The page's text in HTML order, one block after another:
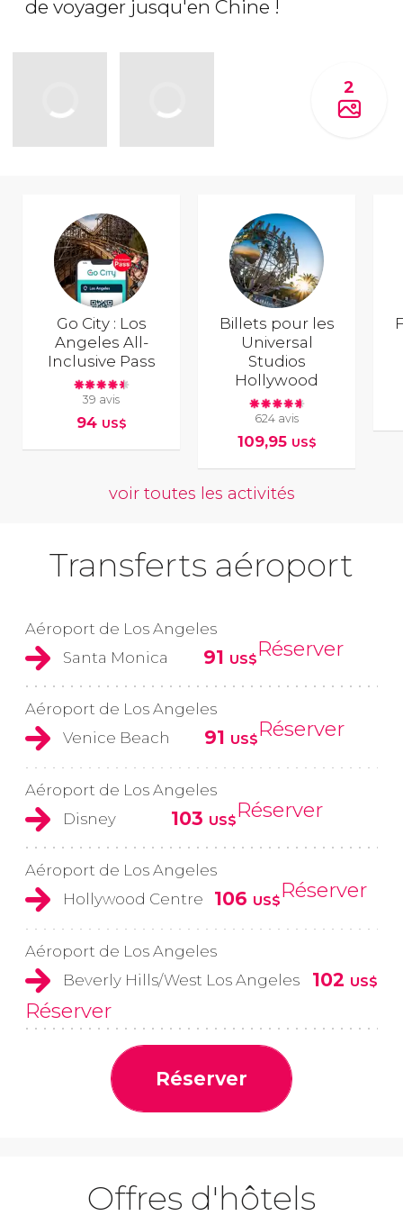
de voyager jusqu'en Chine !
2
Go City : Los
Angeles All-
Inclusive Pass
39 avis
94 US$
Billets pour les
Universal
Studios
Hollywood
624 avis
109,95 US$
voir toutes les activités
Transferts aéroport
Aéroport de Los Angeles
Santa Monica
91 US$Réserver
Aéroport de Los Angeles
Venice Beach
91 US$Réserver
Aéroport de Los Angeles
Disney
103 US$Réserver
Aéroport de Los Angeles
Hollywood Centre
106 US$Réserver
Aéroport de Los Angeles
Beverly Hills/West Los Angeles
102 US$
Réserver
Réserver
Offres d'hôtels